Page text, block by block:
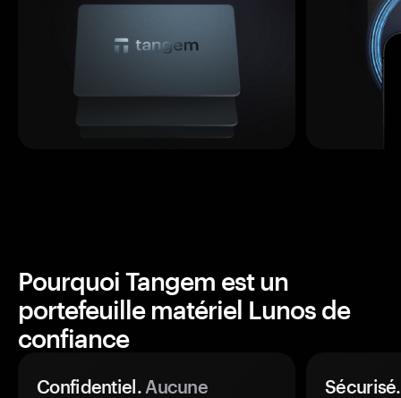
Pourquoi Tangem est un
portefeuille matériel Lunos de
confiance
Confidentiel.Aucune
Sécurisé.